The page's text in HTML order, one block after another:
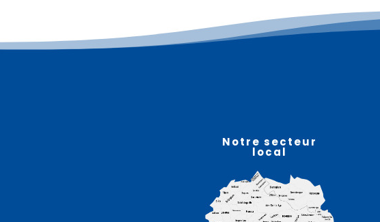
Notre secteur
local